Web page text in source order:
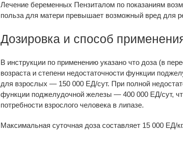
Лечение беременных Пензиталом по показаниям
польза для матери превышает возможный вред для
Дозировка и способ
В инструкции по применению указано что доза (в
возраста и степени недостаточности функции
для взрослых — 150 000 ЕД/сут. При полной
функции поджелудочной железы — 400 000 ЕД/сут,
потребности взрослого человека в липазе.
Максимальная суточная доза составляет 15 000 ЕД/кг.